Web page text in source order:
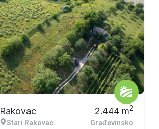
Rakovac
Stari Rakovac
2.444 m2
Građevinsko